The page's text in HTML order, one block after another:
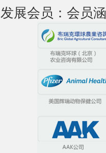
发展会员：会员